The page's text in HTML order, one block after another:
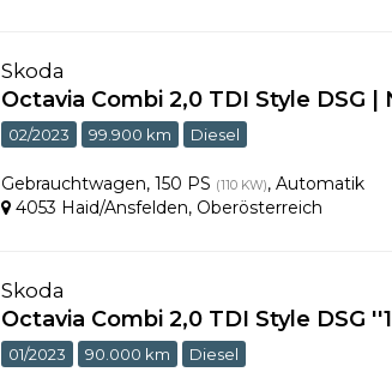
Skoda
Octavia Combi 2,0 TDI Style DSG |
02/2023 99.900 km Diesel
Gebrauchtwagen,150 PS (110 KW),Automatik
4053 Haid/Ansfelden, Oberösterreich
Skoda
Octavia Combi 2,0 TDI Style DSG
01/2023 90.000 km Diesel